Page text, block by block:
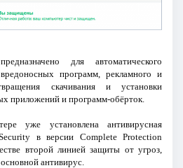
для автоматического
программ, рекламного и
скачивания и установки
приложений и программ-обёрток.
уже установлена антивирусная
в версии Complete Protection
второй линией защиты от угроз,
антивирус.